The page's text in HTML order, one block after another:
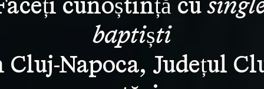
cunoștință cu
baptiști
Cluj-Napoca, Județul